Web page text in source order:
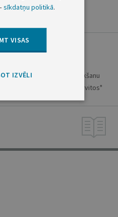
licences laukuma noteikšanu
"Maigās" un "Tervitos"
sīkdatņu politikā.
VISAS
IZVĒLI